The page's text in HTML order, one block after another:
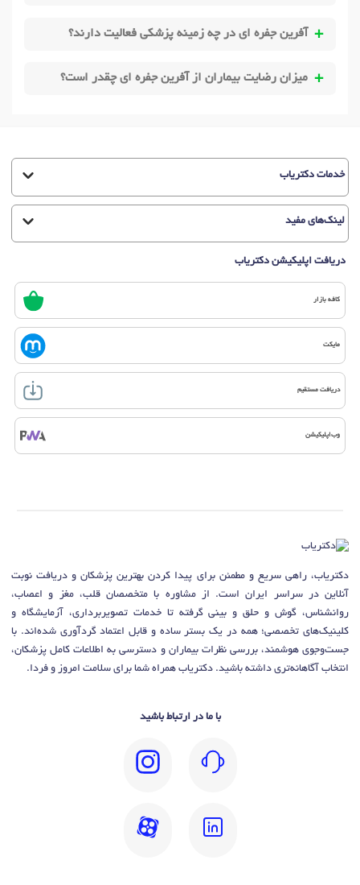
آفرین جفره ای در چه زمینه پزشکی فعالیت دارند؟
میزان رضایت بیماران از آفرین جفره ای چقدر است؟
خدمات دکتریاب
لینک‌های مفید
دریافت اپلیکیشن دکتریاب
کافه بازار
مایکت
دریافت مستقیم
وب‌اپلیکیشن
دکتریاب، راهی سریع و مطمئن برای پیدا کردن بهترین پزشکان و دریافت نوبت
آنلاین در سراسر ایران است. از مشاوره با متخصصان قلب، مغز و اعصاب،
روانشناس، گوش و حلق و بینی گرفته تا خدمات تصویربرداری، آزمایشگاه و
کلینیک‌های تخصصی؛ همه در یک بستر ساده و قابل اعتماد گردآوری شده‌اند. با
جست‌وجوی هوشمند، بررسی نظرات بیماران و دسترسی به اطلاعات کامل پزشکان،
انتخاب آگاهانه‌تری داشته باشید. دکتریاب همراه شما برای سلامت امروز و فردا.
با ما در ارتباط باشید